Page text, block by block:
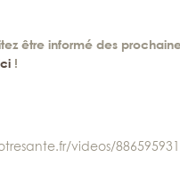
être informé des
!
videos/